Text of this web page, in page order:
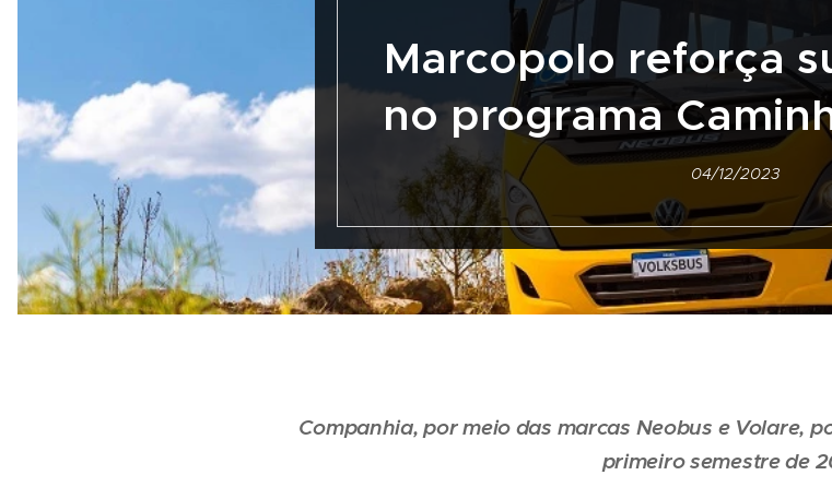
Marcopolo reforça
no programa
04/12/2023
Companhia, por meio das marcas Neobus e Volare,
primeiro semestre de